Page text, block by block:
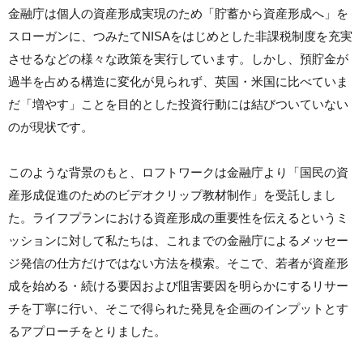
金融庁は個人の資産形成実現のため「貯蓄から資産形成へ」を
スローガンに、つみたてNISAをはじめとした非課税制度を充実
させるなどの様々な政策を実行しています。しかし、預貯金が
過半を占める構造に変化が見られず、英国・米国に比べていま
だ「増やす」ことを目的とした投資行動には結びついていない
のが現状です。
このような背景のもと、ロフトワークは金融庁より「国民の資
産形成促進のためのビデオクリップ教材制作」を受託しまし
た。ライフプランにおける資産形成の重要性を伝えるというミ
ッションに対して私たちは、これまでの金融庁によるメッセー
ジ発信の仕方だけではない方法を模索。そこで、若者が資産形
成を始める・続ける要因および阻害要因を明らかにするリサー
チを丁寧に行い、そこで得られた発見を企画のインプットとす
るアプローチをとりました。